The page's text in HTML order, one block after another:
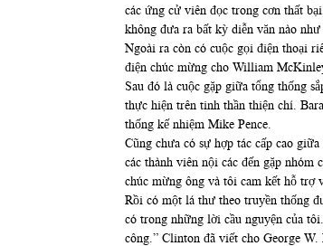
các ứng cử viên đọc trong cơn thất
không đưa ra bất kỳ diễn văn nào như
Ngoài ra còn có cuộc gọi điện thoại
điện chúc mừng cho William
Sau đó là cuộc gặp giữa tổng thống
thực hiện trên tinh thần thiện chí.
thống kế nhiệm Mike Pence.
Cũng chưa có sự hợp tác cấp cao
các thành viên nội các đến gặp
chúc mừng ông và tôi cam kết hỗ trợ
Rồi có một lá thư theo truyền thống
có trong những lời cầu nguyện của
công.” Clinton đã viết cho George